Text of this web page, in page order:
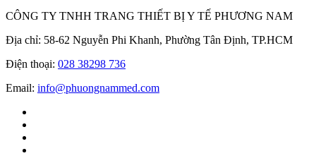
CÔNG TY TNHH TRANG THIẾT BỊ Y TẾ PHƯƠNG NAM
Địa chỉ: 58-62 Nguyễn Phi Khanh, Phường Tân Định, TP.HCM
Điện thoại: 028 38298 736
Email: info@phuongnammed.com